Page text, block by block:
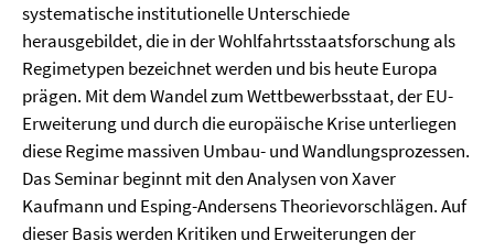
systematische institutionelle Unterschiede
herausgebildet, die in der Wohlfahrtsstaatsforschung als
Regimetypen bezeichnet werden und bis heute Europa
prägen. Mit dem Wandel zum Wettbewerbsstaat, der EU-
Erweiterung und durch die europäische Krise unterliegen
diese Regime massiven Umbau- und Wandlungsprozessen.
Das Seminar beginnt mit den Analysen von Xaver
Kaufmann und Esping-Andersens Theorievorschlägen. Auf
dieser Basis werden Kritiken und Erweiterungen der